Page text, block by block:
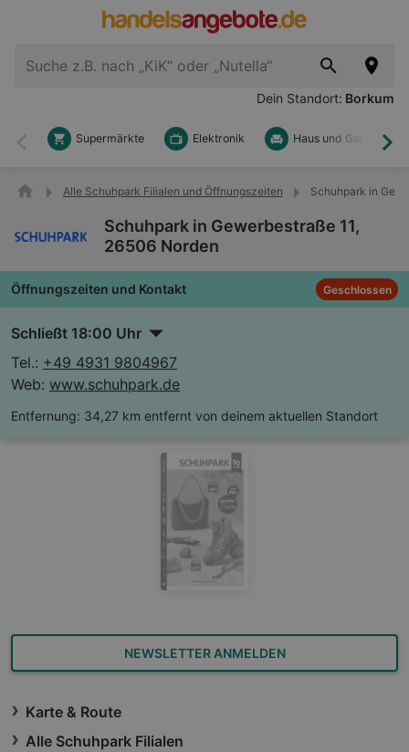
Dein Standort: Borkum
Zurück
Supermärkte Elektronik Haus und Garten
Alle Schuhpark Filialen und Öffnungszeiten Schuhpark in
Schuhpark in Gewerbestraße 11,
26506 Norden
Öffnungszeiten und Kontakt Geschlossen
Schließt 18:00 Uhr
Tel.: +49 4931 9804967
Web: www.schuhpark.de
Entfernung: 34,27 km entfernt von deinem aktuellen Standort
NEWSLETTER ANMELDEN
Karte & Route
Alle Schuhpark Filialen